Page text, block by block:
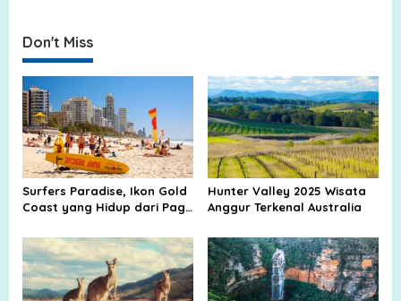
Don't Miss
Surfers Paradise, Ikon Gold
Coast yang Hidup dari Pagi
Hunter Valley 2025 Wisata
Anggur Terkenal Australia